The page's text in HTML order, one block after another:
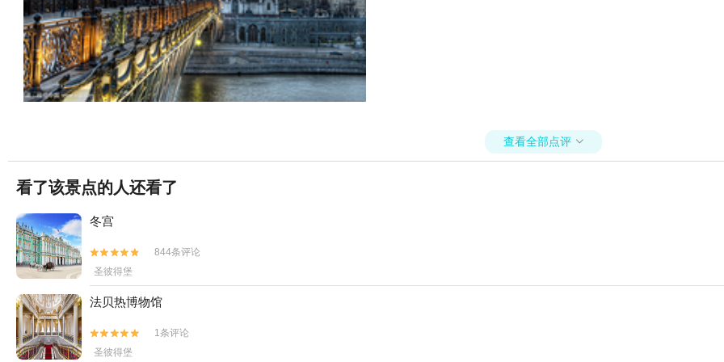
查看全部点评 
看了该景点的人还看了
冬宫


844条评论
圣彼得堡
法贝热博物馆


1条评论
圣彼得堡